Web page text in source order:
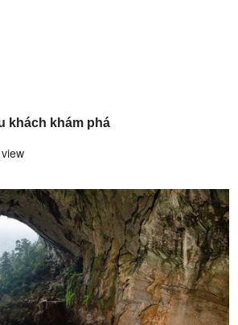
khách khám phá